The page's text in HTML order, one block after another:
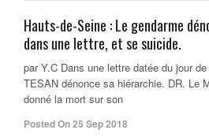
Hauts-de-Seine : Le gendarme
dans une lettre, et se suicide.
par Y.C Dans une lettre datée du jour
TESAN dénonce sa hiérarchie. DR. Le
donné la mort sur son
Posted On 25 Sep 2018